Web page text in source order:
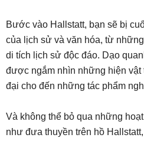
Bước vào Hallstatt, bạn sẽ bị
của lịch sử và văn hóa, từ
di tích lịch sử độc đáo. Dạo
được ngắm nhìn những hiện vật
đại cho đến những tác phẩm
Và không thể bỏ qua những
như đưa thuyền trên hồ